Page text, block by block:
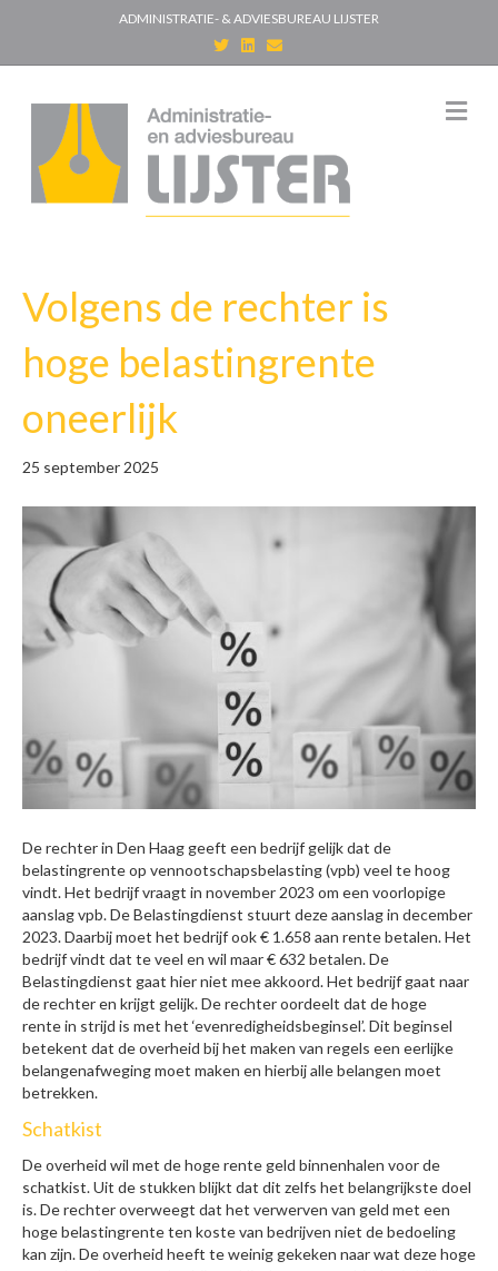
ADMINISTRATIE- & ADVIESBUREAU LIJSTER
T
w
i
e
r
n
d
i
n
E
m
a
M
e
Volgens de rechter is
hoge belastingrente
oneerlijk
25 september 2025
De rechter in Den Haag geeft een bedrijf gelijk dat de
belastingrente op vennootschapsbelasting (vpb) veel te hoog
vindt. Het bedrijf vraagt in november 2023 om een voorlopige
aanslag vpb. De Belastingdienst stuurt deze aanslag in december
2023. Daarbij moet het bedrijf ook € 1.658 aan rente betalen. Het
bedrijf vindt dat te veel en wil maar € 632 betalen. De
Belastingdienst gaat hier niet mee akkoord. Het bedrijf gaat naar
de rechter en krijgt gelijk. De rechter oordeelt dat de hoge
rente in strijd is met het ‘evenredigheidsbeginsel’. Dit beginsel
betekent dat de overheid bij het maken van regels een eerlijke
belangenafweging moet maken en hierbij alle belangen moet
betrekken.
Schatkist
De overheid wil met de hoge rente geld binnenhalen voor de
schatkist. Uit de stukken blijkt dat dit zelfs het belangrijkste doel
is. De rechter overweegt dat het verwerven van geld met een
hoge belastingrente ten koste van bedrijven niet de bedoeling
kan zijn. De overheid heeft te weinig gekeken naar wat deze hoge